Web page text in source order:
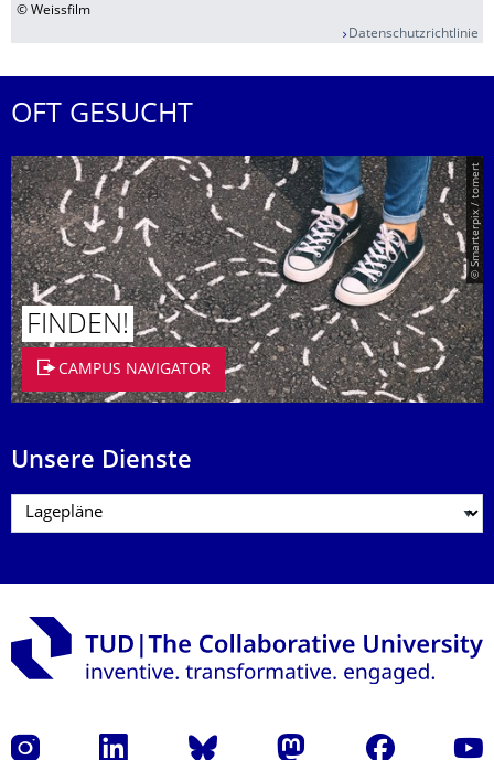
© Weissfilm
Datenschutzrichtlinie
OFT GESUCHT
© Smarterpix / tomert
FINDEN!
CAMPUS NAVIGATOR
Unsere Dienste
Instagram LinkedIn Bluesky Mastodon Facebook